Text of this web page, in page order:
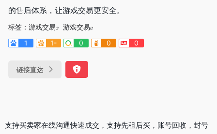
的售后体系，让游戏交易更安全。
标签： 游戏交易
游戏交易
1
1- 0 0 0
链接直达
支持买卖家在线沟通快速成交，支持先租后买，账号回收，封号